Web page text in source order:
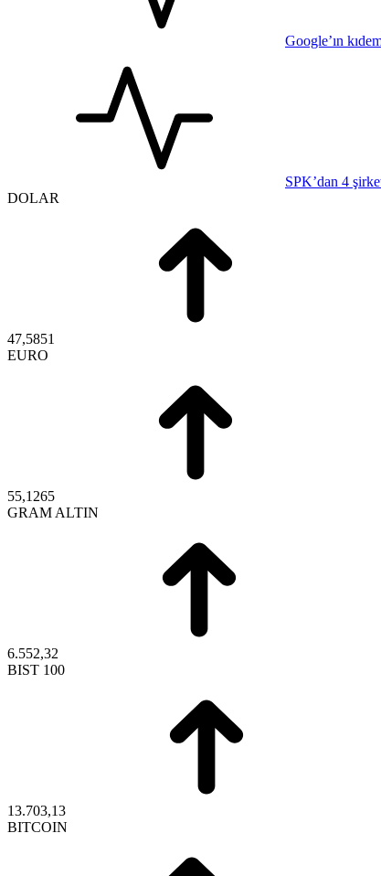
Google’ın
SPK’dan 4
DOLAR
47,5851
EURO
55,1265
GRAM ALTIN
6.552,32
BIST 100
13.703,13
BITCOIN